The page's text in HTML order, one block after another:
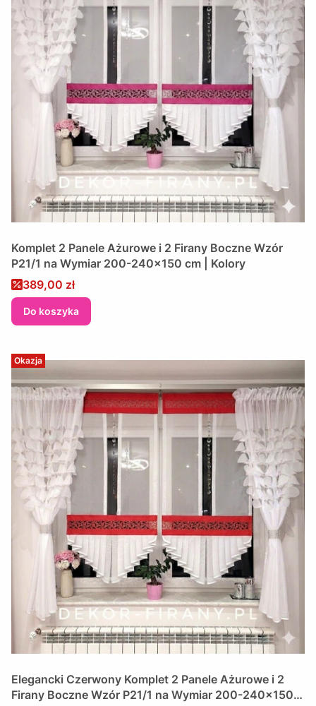
Komplet 2 Panele Ażurowe i 2 Firany Boczne Wzór
P21/1 na Wymiar 200-240x150 cm | Kolory
Cena promocyjna
389,00 zł
Do koszyka
Okazja
Elegancki Czerwony Komplet 2 Panele Ażurowe i 2
Firany Boczne Wzór P21/1 na Wymiar 200-240x150